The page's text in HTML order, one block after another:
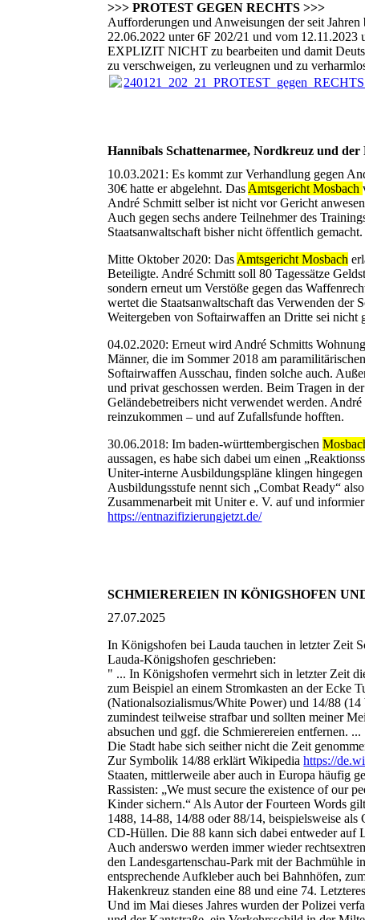
>>> PROTEST GEGEN RECHTS >>>
Aufforderungen und Anweisungen der seit
22.06.2022 unter 6F 202/21 und vom
EXPLIZIT NICHT zu bearbeiten und damit
zu verschweigen, zu verleugnen und zu
Hannibals Schattenarmee, Nordkreuz und
10.03.2021: Es kommt zur Verhandlung gegen
30€ hatte er abgelehnt. Das Amtsgericht Mosbach
André Schmitt selber ist nicht vor Gericht
Auch gegen sechs andere Teilnehmer des
Staatsanwaltschaft bisher nicht öffentlich gemacht.
Mitte Oktober 2020: Das Amtsgericht Mosbach
Beteiligte. André Schmitt soll 80 Tagessätze
sondern erneut um Verstöße gegen das
wertet die Staatsanwaltschaft das Verwenden
Weitergeben von Softairwaffen an Dritte sei
04.02.2020: Erneut wird André Schmitts
Männer, die im Sommer 2018 am
Softairwaffen Ausschau, finden solche auch.
und privat geschossen werden. Beim Tragen in
Geländebetreibers nicht verwendet werden.
reinzukommen – und auf Zufallsfunde hofften.
30.06.2018: Im baden-württembergischen
aussagen, es habe sich dabei um einen
Uniter-interne Ausbildungspläne klingen
Ausbildungsstufe nennt sich „Combat Ready“
Zusammenarbeit mit Uniter e. V. auf und
https://entnazifizierungjetzt.de/
SCHMIEREREIEN IN KÖNIGSHOFEN
27.07.2025
In Königshofen bei Lauda tauchen in letzter Zeit
Lauda-Königshofen geschrieben:
" ... In Königshofen vermehrt sich in letzter Zeit
zum Beispiel an einem Stromkasten an der Ecke
(Nationalsozialismus/White Power) und 14/88
zumindest teilweise strafbar und sollten meiner
absuchen und ggf. die Schmierereien entfernen. ...
Die Stadt habe sich seither nicht die Zeit
Zur Symbolik 14/88 erklärt Wikipediahttps://
Staaten, mittlerweile aber auch in Europa häufig
Rassisten: „We must secure the existence of our
Kinder sichern.“ Als Autor der Fourteen Words
1488, 14-88, 14/88 oder 88/14, beispielsweise
CD-Hüllen. Die 88 kann sich dabei entweder auf
Auch anderswo werden immer wieder
den Landesgartenschau-Park mit der
entsprechende Aufkleber auch bei Bahnhöfen,
Hakenkreuz standen eine 88 und eine 74.
Und im Mai dieses Jahres wurden der Polizei